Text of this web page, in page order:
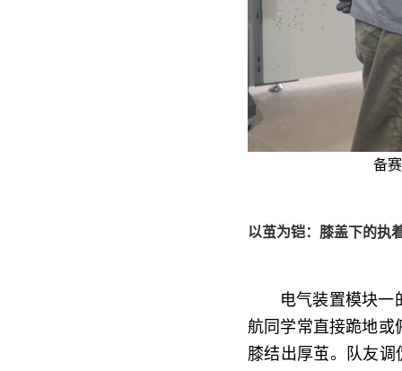
备
以茧为铠：膝盖下的执
电气装置模块一
航同学常直接跪地或
膝结出厚茧。队友调